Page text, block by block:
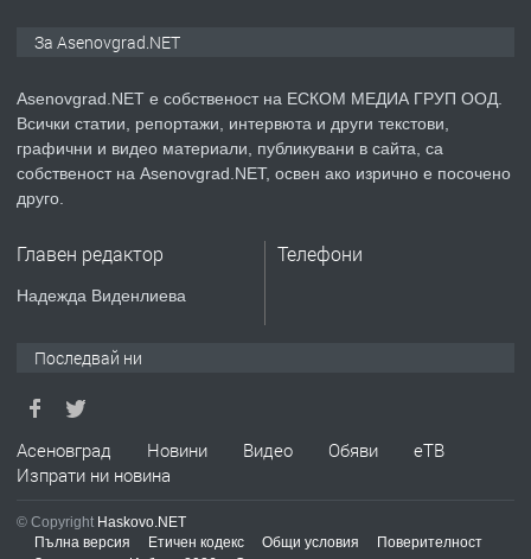
преди 2 години
ПРЕДЛАГА
Давам индивидуалани уроци по
преди 2 години
За Asenovgrad.NET
Asenovgrad.NET е собственост на ЕСКОМ МЕДИА ГРУП ООД.
Всички статии, репортажи, интервюта и други текстови,
графични и видео материали, публикувани в сайта, са
собственост на Asenovgrad.NET, освен ако изрично е посочено
друго.
Главен редактор
Надежда Виденлиева
Телефони
Последвай ни
Асеновград Новини Видео Обяви
еТВ
Изпрати ни новина
© Copyright Haskovo.NET
Пълна версия
Етичен кодекс Общи условия
Поверителност